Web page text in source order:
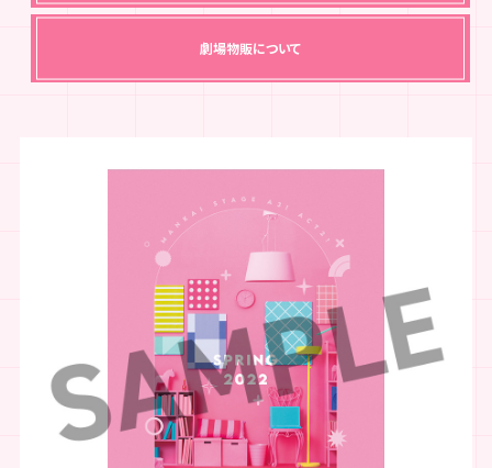
劇場物販について